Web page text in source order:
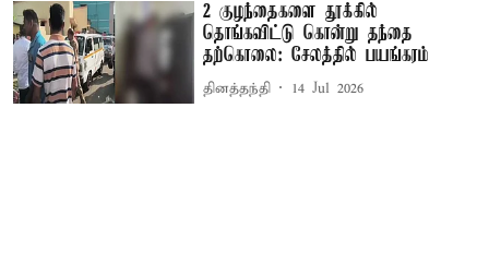
2 குழந்தைகளை தூக்கில்
தொங்கவிட்டு கொன்று தந்தை
தற்கொலை: சேலத்தில் பயங்கரம்
தினத்தந்தி 14 Jul 2026